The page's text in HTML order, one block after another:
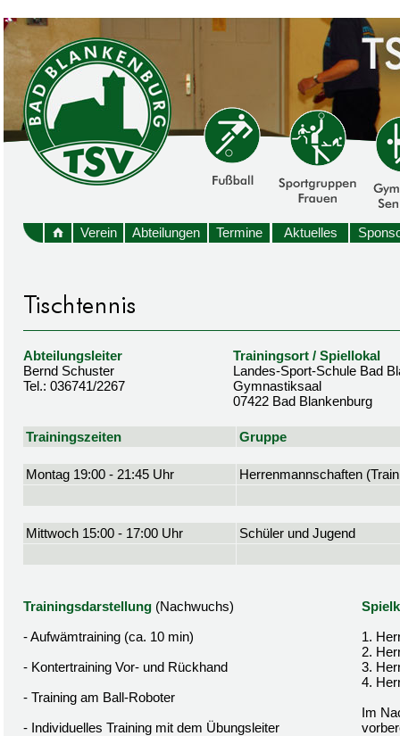
Verein Abteilungen Termine Aktuelles
Abteilungsleiter
Bernd Schuster
Tel.: 036741/2267
Trainingsort / Spiellokal
Landes-Sport-Schule Bad
Gymnastiksaal
07422 Bad Blankenburg
Trainingszeiten Gruppe
Montag 19:00 - 21:45 Uhr Herrenmannschaften
Mittwoch 15:00 - 17:00 Uhr Schüler und Jugend
Trainingsdarstellung (Nachwuchs)
- Aufwämtraining (ca. 10 min)
- Kontertraining Vor- und Rückhand
- Training am Ball-Roboter
- Individuelles Training mit dem Übungsleiter
1.
2.
3.
4.
Im